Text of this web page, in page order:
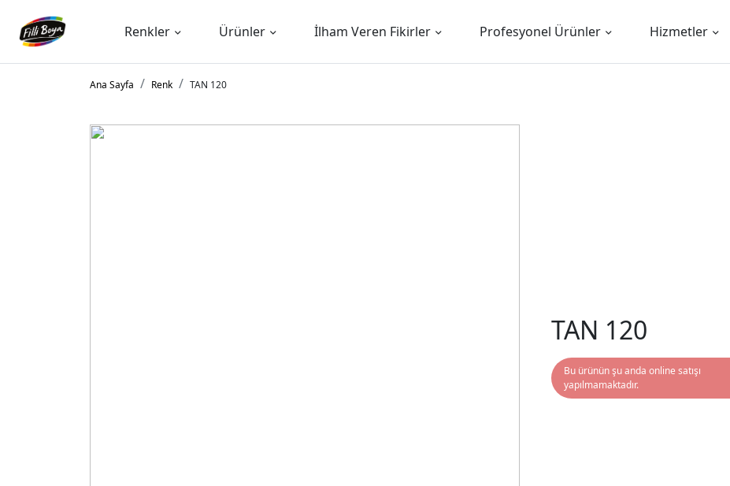
Renkler Ürünler İlham Veren Fikirler Profesyonel Ürünler Hizmetler
Ana Sayfa Renk TAN 120
TAN 120
Bu ürünün şu anda online satışı
yapılmamaktadır.